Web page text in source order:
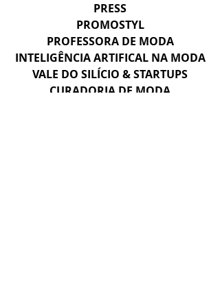
PRESS
PROMOSTYL
PROFESSORA DE MODA
INTELIGÊNCIA ARTIFICAL NA MODA
VALE DO SILÍCIO & STARTUPS
CURADORIA DE MODA